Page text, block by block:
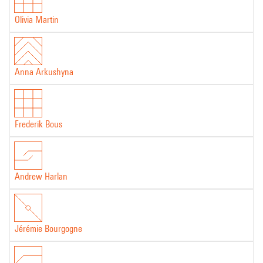
Olivia Martin
Anna Arkushyna
Frederik Bous
Andrew Harlan
Jérémie Bourgogne